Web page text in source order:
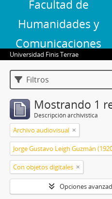
Facultad de
Humanidades y
Comunicaciones
Universidad Finis Terrae
Filtros
Mostrando 1
Descripción archivística
Archivo audiovisual
Con objetos digitales
Opciones